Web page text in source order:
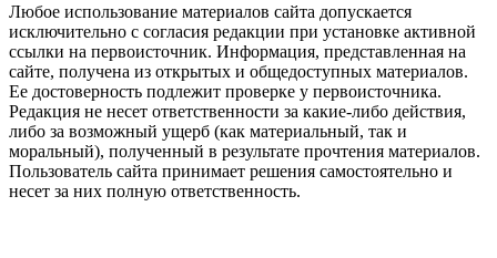
Любое использование материалов сайта допускается
исключительно с согласия редакции при установке активной
ссылки на первоисточник. Информация, представленная на
сайте, получена из открытых и общедоступных материалов.
Ее достоверность подлежит проверке у первоисточника.
Редакция не несет ответственности за какие-либо действия,
либо за возможный ущерб (как материальный, так и
моральный), полученный в результате прочтения материалов.
Пользователь сайта принимает решения самостоятельно и
несет за них полную ответственность.